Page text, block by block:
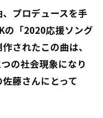
プロデュースを手
の「2020応援ソング
されたこの曲は、
の社会現象になり
藤さんにとって